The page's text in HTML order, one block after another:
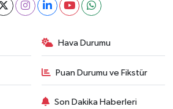
Hava Durumu
Puan Durumu ve Fikstür
Son Dakika Haberleri